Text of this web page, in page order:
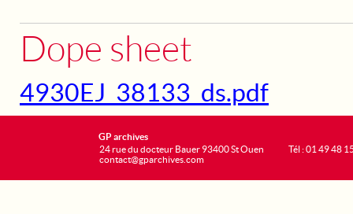
Dope sheet
4930EJ_38133_ds.pdf
GP archives
24 rue du docteur Bauer 93400 St Ouen
contact@gparchives.com
Tél : 01 49 48